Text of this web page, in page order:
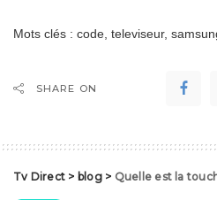
Mots clés : code, televiseur,
SHARE ON
Tv Direct > blog> Quelle est la